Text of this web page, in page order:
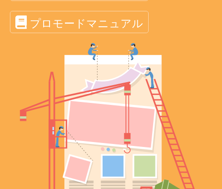
プロモードマニュアル